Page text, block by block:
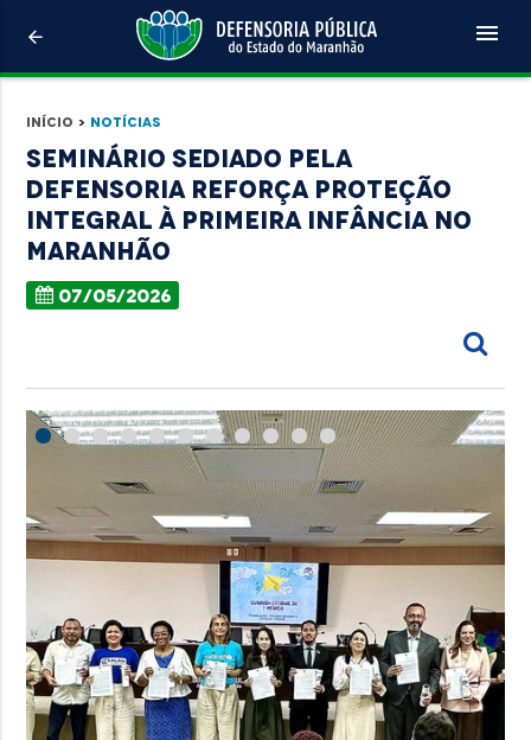
arrow_back menu
Início > Notícias
Seminário sediado pela
Defensoria reforça proteção
integral à primeira infância no
Maranhão
07/05/2026